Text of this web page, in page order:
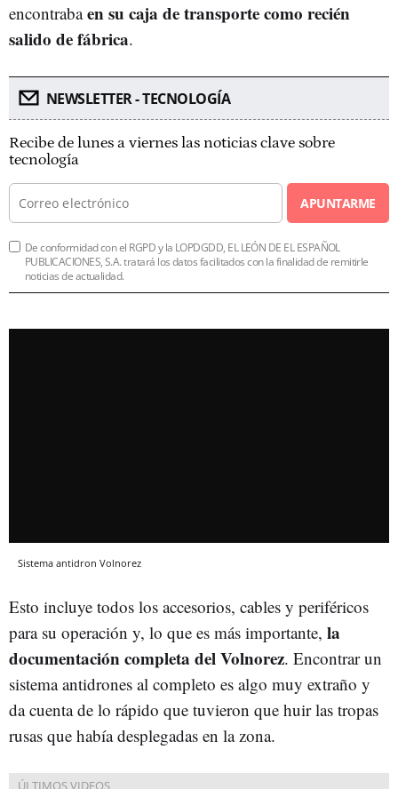
encontrabaen su caja de transporte como recién
salido de fábrica.
NEWSLETTER - TECNOLOGÍA
Recibe de lunes a viernes las noticias clave sobre
tecnología
APUNTARME
De conformidad con el RGPD y la LOPDGDD, EL LEÓN DE EL ESPAÑOL
PUBLICACIONES, S.A. tratará los datos facilitados con la finalidad de remitirle
noticias de actualidad.
Sistema antidron Volnorez
Esto incluye todos los accesorios, cables y periféricos
para su operación y, lo que es más importante, la
documentación completa del Volnorez. Encontrar un
sistema antidrones al completo es algo muy extraño y
da cuenta de lo rápido que tuvieron que huir las tropas
rusas que había desplegadas en la zona.